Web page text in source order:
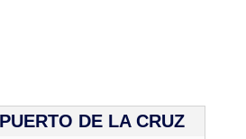
DE LA CRUZ